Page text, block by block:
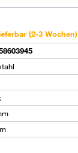
(2-3 Wochen)